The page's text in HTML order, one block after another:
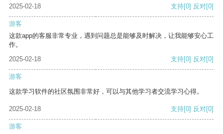
2025-02-18 支持[0] 反对[0]
游客
这款app的客服非常专业，遇到问题总是能够及时解决，让我能够安心工
作。
2025-02-18
支持[0] 反对[0]
游客
这款学习软件的社区氛围非常好，可以与其他学习者交流学习心得。
2025-02-18 支持[0] 反对[0]
游客